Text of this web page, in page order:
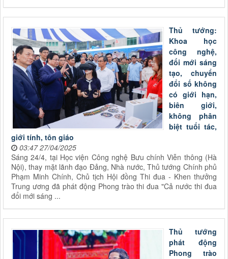
Thủ tướng:
Khoa học
công nghệ,
đổi mới sáng
tạo, chuyển
đổi số không
có giới hạn,
biên giới,
không phân
biệt tuổi tác,
giới tính, tôn giáo
03:47 27/04/2025
Sáng 24/4, tại Học viện Công nghệ Bưu chính Viễn thông (Hà
Nội), thay mặt lãnh đạo Đảng, Nhà nước, Thủ tướng Chính phủ
Phạm Minh Chính, Chủ tịch Hội đồng Thi đua - Khen thưởng
Trung ương đã phát động Phong trào thi đua "Cả nước thi đua
đổi mới sáng ...
Thủ tướng
phát động
Phong trào